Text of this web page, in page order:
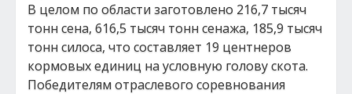
В целом по области заготовлено 216,7 тысяч
тонн сена, 616,5 тысяч тонн сенажа, 185,9 тысяч
тонн силоса, что составляет 19 центнеров
кормовых единиц на условную голову скота.
Победителям отраслевого соревнования